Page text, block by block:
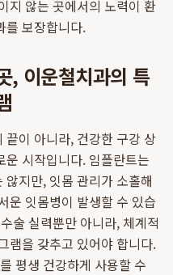
지 않는 곳에서의 노력이 환
를 보장합니다.
, 이운철치과의 특
이 아니라, 건강한 구강 상
시작입니다. 임플란트는
지만, 잇몸 관리가 소홀해
운 잇몸병이 발생할 수 있습
술 실력뿐만 아니라, 체계적
램을 갖추고 있어야 합니다.
평생 건강하게 사용할 수